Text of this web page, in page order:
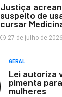
Justiça
suspeito de
cursar
27 de julho de 2026
GERAL
Lei autoriza
pimenta
mulheres